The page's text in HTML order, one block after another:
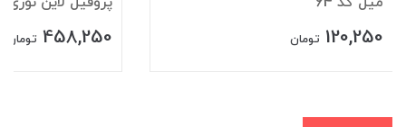
120,250 تومان 458,250 تومان